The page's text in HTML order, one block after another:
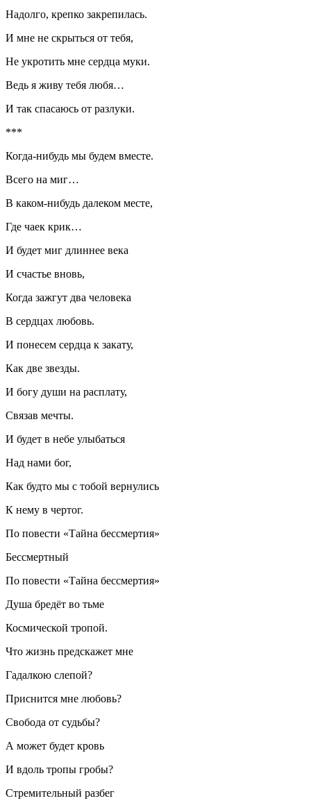
Надолго, крепко закрепилась.
И мне не скрыться от тебя,
Не укротить мне сердца муки.
Ведь я живу тебя любя…
И так спасаюсь от разлуки.
***
Когда-нибудь мы будем вместе.
Всего на миг…
В каком-нибудь далеком месте,
Где чаек крик…
И будет миг длиннее века
И счастье вновь,
Когда зажгут два человека
В сердцах любовь.
И понесем сердца к закату,
Как две звезды.
И богу души на расплату,
Связав мечты.
И будет в небе улыбаться
Над нами бог,
Как будто мы с тобой вернулись
К нему в чертог.
По повести «Тайна бессмертия»
Бессмертный
По повести «Тайна бессмертия»
Душа бредёт во тьме
Космической тропой.
Что жизнь предскажет мне
Гадалкою слепой?
Приснится мне любовь?
Свобода от судьбы?
А может будет кровь
И вдоль тропы гробы?
Стремительный разбег